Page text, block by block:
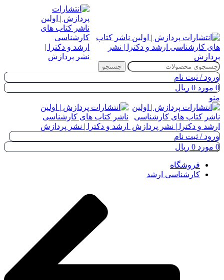
جستجو
ورود / ثبت نام
0 مورد 0 ریال
منو
ورود / ثبت نام
0 مورد 0 ریال
فروشگاه
کارشناسی ارشد